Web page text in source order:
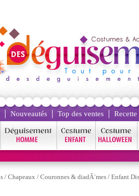
Nouveautés Top des ventes
/ Chapeaux / Couronnes & diadÃ¨mes / Enfant